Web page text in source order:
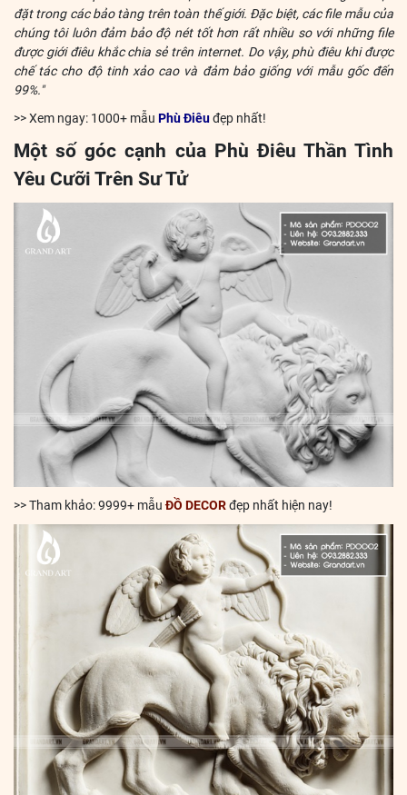
đặt trong các bảo tàng trên toàn thế giới. Đặc biệt, các file mẫu của
chúng tôi luôn đảm bảo độ nét tốt hơn rất nhiều so với những file
được giới điêu khắc chia sẻ trên internet. Do vậy, phù điêu khi được
chế tác cho độ tinh xảo cao và đảm bảo giống với mẫu gốc đến
99%."
>> Xem ngay: 1000+ mẫu Phù Điêuđẹp nhất!
Một số góc cạnh của Phù Điêu Thần Tình
Yêu Cưỡi Trên Sư Tử
>> Tham khảo: 9999+ mẫuĐỒ DECORđẹp nhất hiện nay!